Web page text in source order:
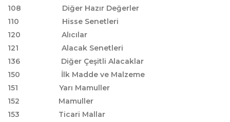
108 Diğer Hazır Değerler
110 Hisse Senetleri
120 Alıcılar
121 Alacak Senetleri
136 Diğer Çeşitli Alacaklar
150 İlk Madde ve Malzeme
151 Yarı Mamuller
152 Mamuller
153 Ticari Mallar